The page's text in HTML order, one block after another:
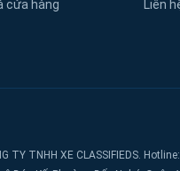
cửa hàng
Liên
TY TNHH XE CLASSIFIEDS.